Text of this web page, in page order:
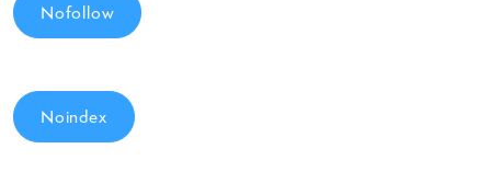
Nofollow
Noindex